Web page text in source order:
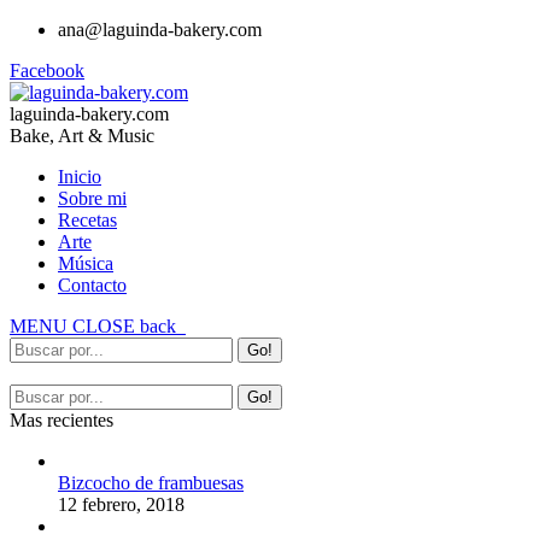
ana@laguinda-bakery.com
Facebook
laguinda-bakery.com
Bake, Art & Music
Inicio
Sobre mi
Recetas
Arte
Música
Contacto
MENU CLOSE back
Mas recientes
Bizcocho de frambuesas
12 febrero, 2018